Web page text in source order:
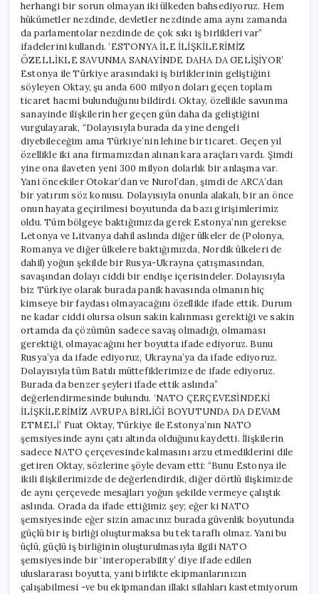
herhangi bir sorun olmayan iki ülkeden bahsediyoruz. Hem
hükümetler nezdinde, devletler nezdinde ama aynı zamanda
da parlamentolar nezdinde de çok sıkı iş birlikleri var”
ifadelerini kullandı. ‘ESTONYA İLE İLİŞKİLERİMİZ
ÖZELLİKLE SAVUNMA SANAYİNDE DAHA DA GELİŞİYOR’
Estonya ile Türkiye arasındaki iş birliklerinin geliştiğini
söyleyen Oktay, şu anda 600 milyon doları geçen toplam
ticaret hacmi bulunduğunu bildirdi. Oktay, özellikle savunma
sanayinde ilişkilerin her geçen gün daha da geliştiğini
vurgulayarak, “Dolayısıyla burada da yine dengeli
diyebileceğim ama Türkiye’nin lehine bir ticaret. Geçen yıl
özellikle iki ana firmamızdan alınan kara araçları vardı. Şimdi
yine ona ilaveten yeni 300 milyon dolarlık bir anlaşma var.
Yani öncekiler Otokar’dan ve Nurol’dan, şimdi de ARCA’dan
bir yatırım söz konusu. Dolayısıyla onunla alakalı, bir an önce
onun hayata geçirilmesi boyutunda da bazı girişimlerimiz
oldu. Tüm bölgeye baktığımızda gerek Estonya’nın gerekse
Letonya ve Litvanya dahil aslında diğer ülkeler de (Polonya,
Romanya ve diğer ülkelere baktığımızda, Nordik ülkeleri de
dahil) yoğun şekilde bir Rusya-Ukrayna çatışmasından,
savaşından dolayı ciddi bir endişe içerisindeler. Dolayısıyla
biz Türkiye olarak burada panik havasında olmanın hiç
kimseye bir faydası olmayacağını özellikle ifade ettik. Durum
ne kadar ciddi olursa olsun sakin kalınması gerektiği ve sakin
ortamda da çözümün sadece savaş olmadığı, olmaması
gerektiği, olmayacağını her boyutta ifade ediyoruz. Bunu
Rusya’ya da ifade ediyoruz, Ukrayna’ya da ifade ediyoruz.
Dolayısıyla tüm Batılı müttefiklerimize de ifade ediyoruz.
Burada da benzer şeyleri ifade ettik aslında”
değerlendirmesinde bulundu. ‘NATO ÇERÇEVESİNDEKİ
İLİŞKİLERİMİZ AVRUPA BİRLİĞİ BOYUTUNDA DA DEVAM
ETMELİ’ Fuat Oktay, Türkiye ile Estonya’nın NATO
şemsiyesinde aynı çatı altında olduğunu kaydetti. İlişkilerin
sadece NATO çerçevesinde kalmasını arzu etmediklerini dile
getiren Oktay, sözlerine şöyle devam etti: “Bunu Estonya ile
ikili ilişkilerimizde de değerlendirdik, diğer dörtlü ilişkimizde
de aynı çerçevede mesajları yoğun şekilde vermeye çalıştık
aslında. Orada da ifade ettiğimiz şey; eğer ki NATO
şemsiyesinde eğer sizin amacınız burada güvenlik boyutunda
güçlü bir iş birliği oluşturmaksa bu tek taraflı olmaz. Yani bu
üçlü, güçlü iş birliğinin oluşturulmasıyla ilgili NATO
şemsiyesinde bir ‘interoperability’ diye ifade edilen
uluslararası boyutta, yani birlikte ekipmanlarınızın
çalışabilmesi -ve bu ekipmandan illaki silahları kastetmiyorum